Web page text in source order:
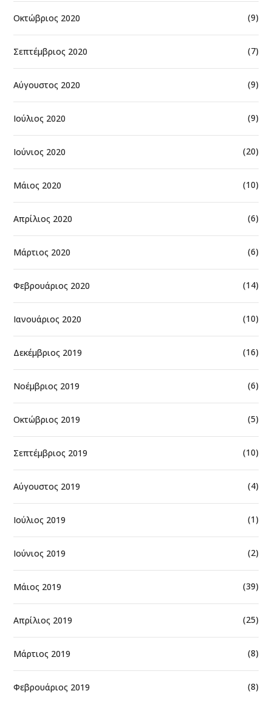
Οκτώβριος 2020 (9)
Σεπτέμβριος 2020 (7)
Αύγουστος 2020 (9)
Ιούλιος 2020 (9)
Ιούνιος 2020 (20)
Μάιος 2020 (10)
Απρίλιος 2020 (6)
Μάρτιος 2020 (6)
Φεβρουάριος 2020 (14)
Ιανουάριος 2020 (10)
Δεκέμβριος 2019 (16)
Νοέμβριος 2019 (6)
Οκτώβριος 2019 (5)
Σεπτέμβριος 2019 (10)
Αύγουστος 2019 (4)
Ιούλιος 2019 (1)
Ιούνιος 2019 (2)
Μάιος 2019 (39)
Απρίλιος 2019 (25)
Μάρτιος 2019 (8)
Φεβρουάριος 2019 (8)